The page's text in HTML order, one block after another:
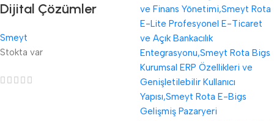
Dijital Çözümler
Smeyt
Stokta var